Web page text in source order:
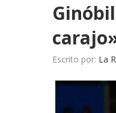
Escrito por: La